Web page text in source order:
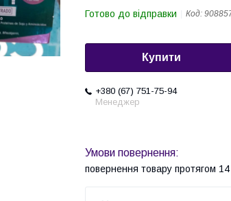
Готово до відправки Код:
Купити
+380 (67) 751-75-94
Менеджер
повернення товару протягом 14